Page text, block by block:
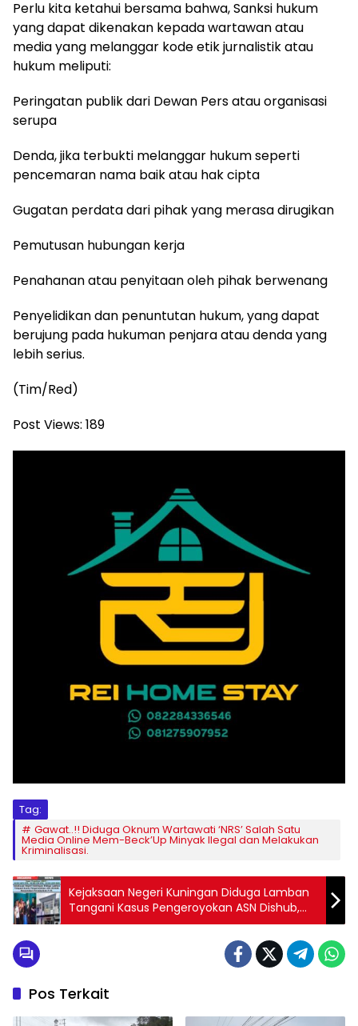
Perlu kita ketahui bersama bahwa, Sanksi hukum
yang dapat dikenakan kepada wartawan atau
media yang melanggar kode etik jurnalistik atau
hukum meliputi:
Peringatan publik dari Dewan Pers atau organisasi
serupa
Denda, jika terbukti melanggar hukum seperti
pencemaran nama baik atau hak cipta
Gugatan perdata dari pihak yang merasa dirugikan
Pemutusan hubungan kerja
Penahanan atau penyitaan oleh pihak berwenang
Penyelidikan dan penuntutan hukum, yang dapat
berujung pada hukuman penjara atau denda yang
lebih serius.
(Tim/Red)
Post Views: 189
Tag:
Gawat..!! Diduga Oknum Wartawati ‘NRS’ Salah Satu
Media Online Mem-Beck’Up Minyak Ilegal dan Melakukan
Kriminalisasi.
Kejaksaan Negeri Kuningan Diduga Lamban
Tangani Kasus Pengeroyokan ASN Dishub,
Masyarakat Pertanyakan P-19
Pos Terkait